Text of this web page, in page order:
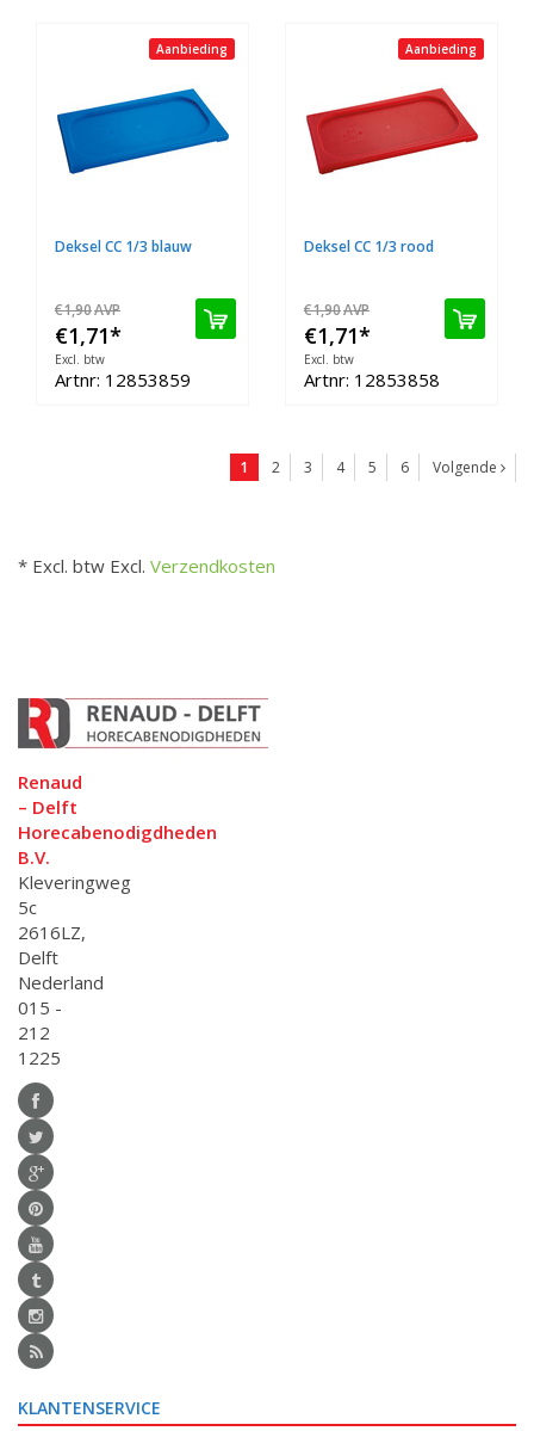
Aanbieding
Deksel CC 1/3 blauw
€1,90AVP
€1,71*
Excl. btw
Artnr: 12853859
Aanbieding
Deksel CC 1/3 rood
€1,90AVP
€1,71*
Excl. btw
Artnr: 12853858
1 2 3 4 5 6 Volgende
* Excl. btw Excl. Verzendkosten
Renaud
– Delft
Horecabenodigdheden
B.V.
Kleveringweg
5c
2616LZ,
Delft
Nederland
015 -
212
1225
KLANTENSERVICE